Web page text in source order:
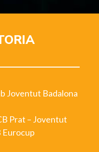
Joventut Badalona
Prat – Joventut
Eurocup